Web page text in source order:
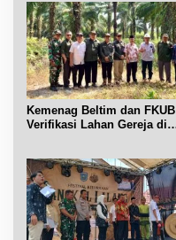
Kemenag Beltim dan FKUB
Verifikasi Lahan Gereja di